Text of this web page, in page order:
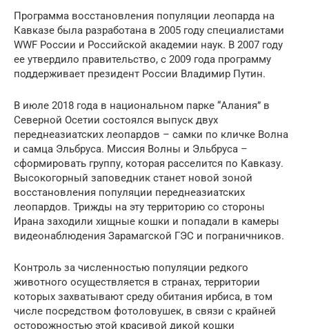
Программа восстановления популяции леопарда на
Кавказе была разработана в 2005 году специалистами
WWF России и Российской академии наук. В 2007 году
ее утвердило правительство, с 2009 года программу
поддерживает президент России Владимир Путин.
В июле 2018 года в национальном парке “Алания” в
Северной Осетии состоялся выпуск двух
переднеазиатских леопардов – самки по кличке Волна
и самца Эльбруса. Миссия Волны и Эльбруса –
сформировать группу, которая расселится по Кавказу.
Высокогорный заповедник станет новой зоной
восстановления популяции переднеазиатских
леопардов. Трижды на эту территорию со стороны
Ирана заходили хищные кошки и попадали в камеры
видеонаблюдения Зарамагской ГЭС и пограничников.
Контроль за численностью популяции редкого
животного осуществляется в странах, территории
которых захватывают среду обитания ирбиса, в том
числе посредством фотоловушек, в связи с крайней
осторожностью этой красивой дикой кошки